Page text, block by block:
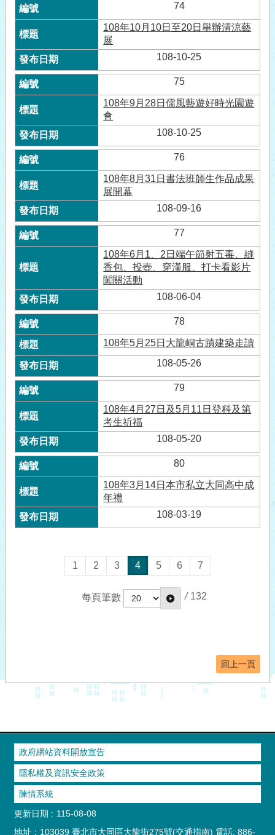
74
108年10月10日至20日舉辦清涼藝
展
108-10-25
75
108年9月28日儒風藝遊好時光園遊
會
108-10-25
76
108年8月31日書法班師生作品成果
展開幕
108-09-16
77
108年6月1、2日端午節射五毒、縫
香包、投壺、穿漢服、打卡看影片
闖關活動
108-06-04
78
108年5月25日大龍峒古蹟建築走讀
108-05-26
79
108年4月27日及5月11日登科及第
考生祈福
108-05-20
80
108年3月14日本市私立大同高中成
年禮
108-03-19
1 2 3 4 5 6 7
每頁筆數 / 132
回上一頁
政府網站資料開放宣告
隱私權及資訊安全政策
陳情系統
更新日期
115-08-08
地址：103039 臺北市大同區大龍街275號(交通指南) 電話: 886-